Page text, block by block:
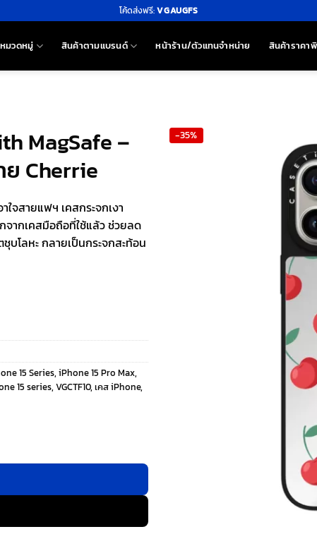
โค้ดส่งฟรี:VGAUGFS
มวดหมู่ สินค้าตามแบรนด์ หน้าร้าน/ตัวแทนจำหน่าย สินค้าราคา
MagSafe –
ย Cherrie
จสายแฟฯ เคสกระจกเงา
จากเคสมือถือที่ใช้แล้ว ช่วยลด
บโลหะ กลายเป็นกระจกสะท้อน
15 Series, iPhone 15 Pro Max,
15 series, VGCTF10, เคส iPhone,
-35%